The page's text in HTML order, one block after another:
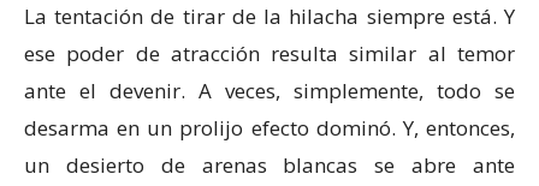
La tentación de tirar de la hilacha siempre está. Y
ese poder de atracción resulta similar al temor
ante el devenir. A veces, simplemente, todo se
desarma en un prolijo efecto dominó. Y, entonces,
un desierto de arenas blancas se abre ante